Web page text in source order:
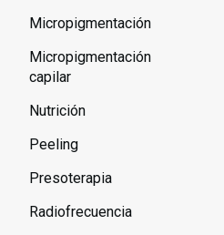
Micropigmentación
Micropigmentación
capilar
Nutrición
Peeling
Presoterapia
Radiofrecuencia